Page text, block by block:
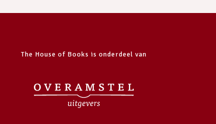
The House of Books is onderdeel van